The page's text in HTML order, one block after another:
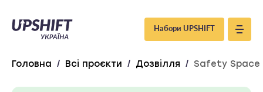
Upshift
–
Набори UPSHIFT
Головна / Всі проєкти / Дозвілля / Safety Space